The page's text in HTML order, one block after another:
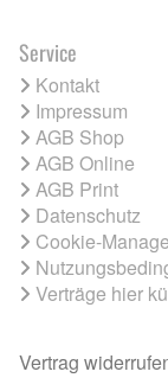
Service
Kontakt
Impressum
AGB Shop
AGB Online
AGB Print
Datenschutz
Cookie-
Verträge hier
Vertrag